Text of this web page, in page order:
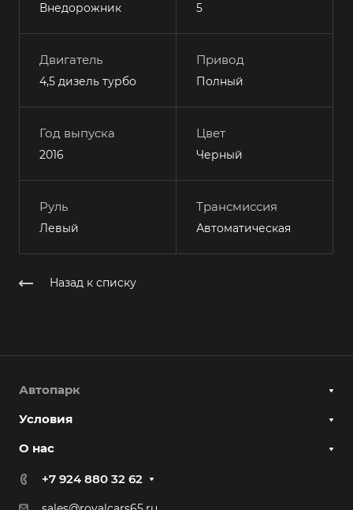
Внедорожник 5
Двигатель
4,5 дизель турбо
Привод
Полный
Год выпуска
2016
Цвет
Черный
Руль
Левый
Трансмиссия
Автоматическая
Назад к списку
Автопарк
Условия
О нас
+7 924 880 32 62